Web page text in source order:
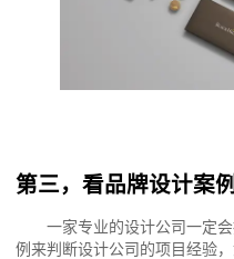
第三，看品牌设计案
一家专业的设计公司一定
例来判断设计公司的项目经验